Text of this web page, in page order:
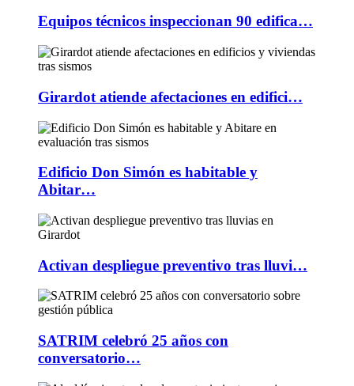
Equipos técnicos inspeccionan 90 edifica…
Girardot atiende afectaciones en edifici…
Edificio Don Simón es habitable y
Abitar…
Activan despliegue preventivo tras lluvi…
SATRIM celebró 25 años con
conversatorio…